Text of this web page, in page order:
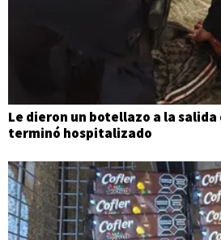
Le dieron un botellazo a la salida
terminó hospitalizado